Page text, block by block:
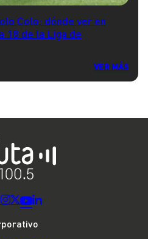
Colo: dónde ver en
18 de la Liga de
VER MÁS